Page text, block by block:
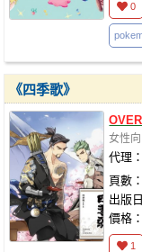
0
《四季歌》
女性向
代理
頁數
出版
價格
1